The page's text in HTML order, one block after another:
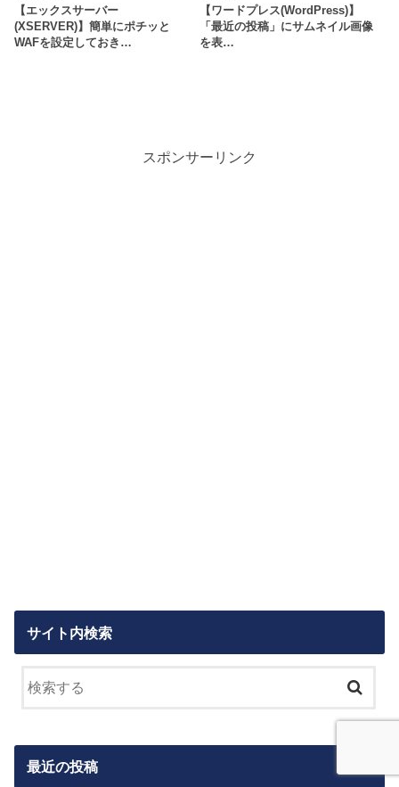
【エックスサーバー
(XSERVER)】簡単にポチッと
WAFを設定しておき…
【ワードプレス(WordPress)】
「最近の投稿」にサムネイル画像
を表…
スポンサーリンク
サイト内検索
最近の投稿